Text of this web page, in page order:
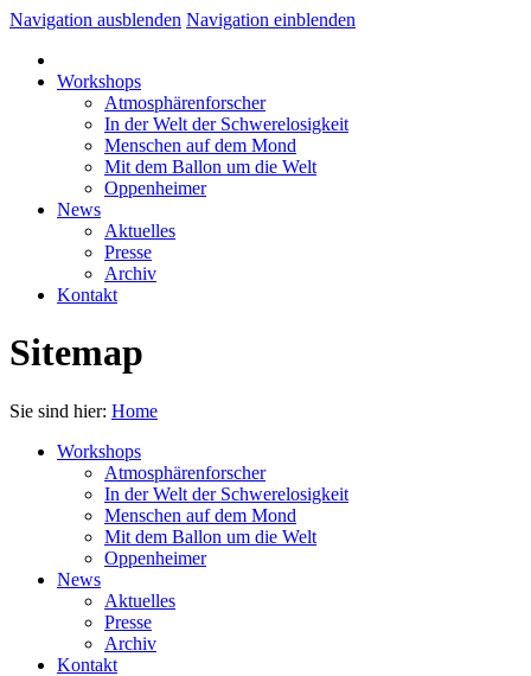
Navigation ausblenden Navigation einblenden
Workshops
Atmosphärenforscher
In der Welt der Schwerelosigkeit
Menschen auf dem Mond
Mit dem Ballon um die Welt
Oppenheimer
News
Aktuelles
Presse
Archiv
Kontakt
Sitemap
Sie sind hier: Home
Workshops
Atmosphärenforscher
In der Welt der Schwerelosigkeit
Menschen auf dem Mond
Mit dem Ballon um die Welt
Oppenheimer
News
Aktuelles
Presse
Archiv
Kontakt